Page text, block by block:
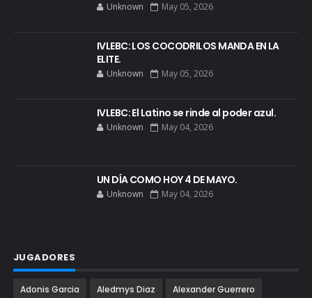
Unknown May 05, 2026
IVLEBC: LOS COCODRILOS MANDA EN LA
ELITE.
Unknown May 05, 2026
IVLEBC: El Latino se rinde al poder azul.
Unknown May 04, 2026
UN DÍA COMO HOY 4 DE MAYO.
Unknown May 04, 2026
JUGADORES
Adonis Garcia Aledmys Diaz Alexander Guerrero